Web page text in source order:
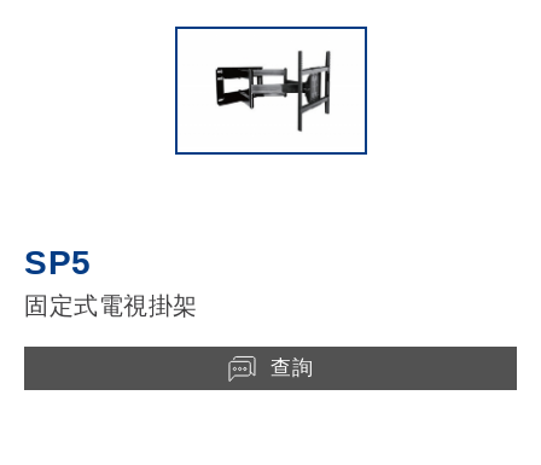
SP5
固定式電視掛架
查詢